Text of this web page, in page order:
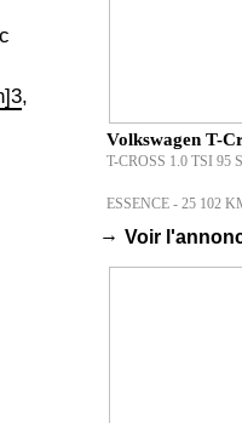
,
Volkswagen T-
T-CROSS 1.0 TSI 95
ESSENCE - 25 102
→ Voir